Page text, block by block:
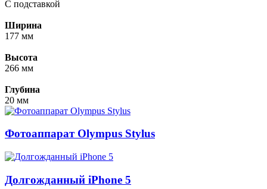
С подставкой
Ширина
177 мм
Высота
266 мм
Глубина
20 мм
Фотоаппарат Olympus Stylus
Долгожданный iPhone 5